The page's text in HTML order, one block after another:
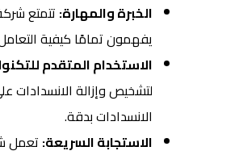
الخبرة والمهارة:تتمتع
يفهمون تمامًا كيفية
الاستخدام المتقدم
لتشخيص وإزالة الانسدادات
الانسدادات بدقة.
الاستجابة السريعة:تعمل